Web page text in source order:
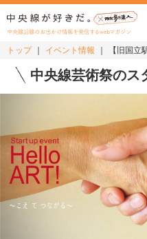
中央線沿線のお出かけ情報を発信するwebマガジン
グルメ・カフェ
おでかけ
ショッピング
中央線カルチャー
トップ イベント情報 【旧国立
中央線芸術祭のス